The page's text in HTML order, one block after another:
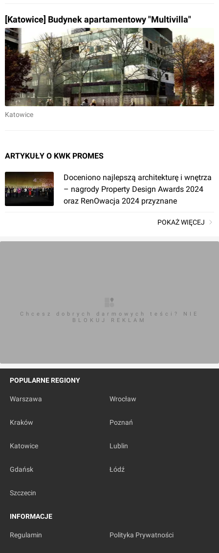
[Katowice] Budynek apartamentowy "Multivilla"
Katowice
ARTYKUŁY O KWK PROMES
Doceniono najlepszą architekturę i wnętrza
– nagrody Property Design Awards 2024
oraz RenOwacja 2024 przyznane
POKAŻ WIĘCEJ
Chcesz dobrych darmowych teści? NIE
BLOKUJ REKLAM
POPULARNE REGIONY
Warszawa Wrocław
Kraków Poznań
Katowice Lublin
Gdańsk Łódź
Szczecin
INFORMACJE
Regulamin Polityka Prywatności